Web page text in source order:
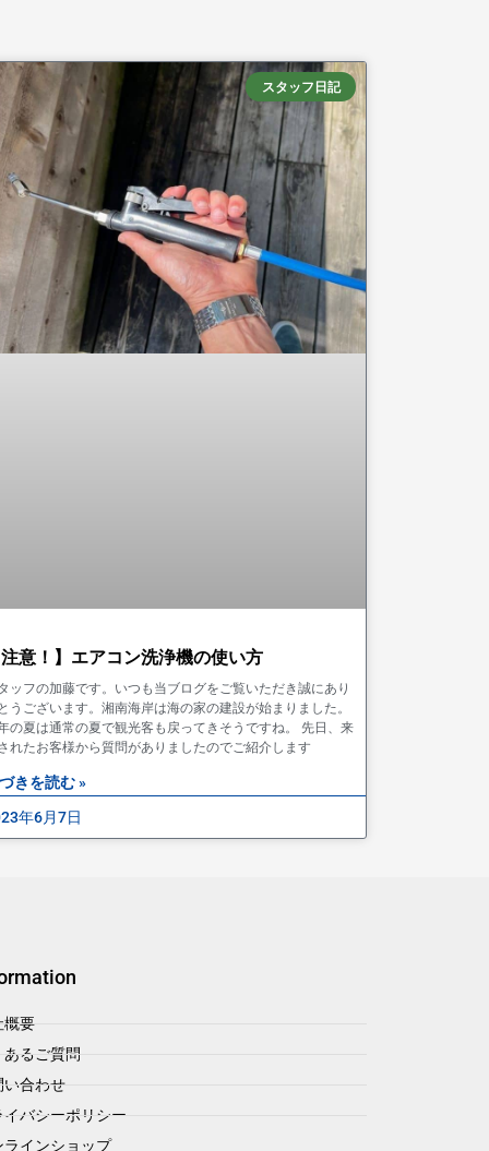
スタッフ日記
意！】エアコン洗浄機の使い方
ッフの加藤です。いつも当ブログをご覧いただき誠にあり
うございます。湘南海岸は海の家の建設が始まりました。
の夏は通常の夏で観光客も戻ってきそうですね。 先日、来
れたお客様から質問がありましたのでご紹介します
きを読む »
年6月7日
概要
あるご質問
い合わせ
イバシーポリシー
ラインショップ